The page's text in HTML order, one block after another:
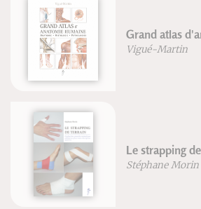
Grand atlas
Vigué-Martin
Le strapping
Stéphane Morin